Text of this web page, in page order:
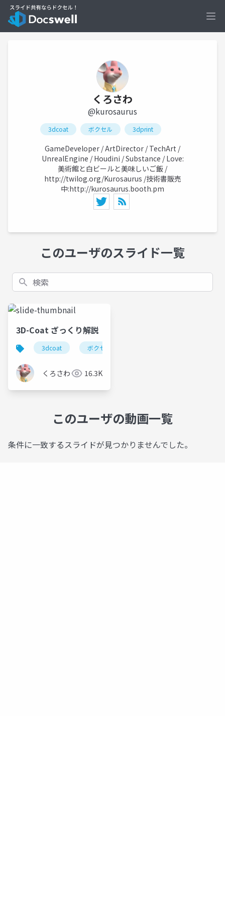
くろさわ
@kurosaurus
3dcoat ボクセル 3dprint
GameDeveloper / ArtDirector / TechArt /
UnrealEngine / Houdini / Substance / Love:
美術館と白ビールと美味しいご飯 /
http://twilog.org/Kurosaurus /技術書販売
中:http://kurosaurus.booth.pm
このユーザのスライド一覧
検索
3D-Coat ざっくり解説
3dcoat ボクセル
くろさわ 16.3K
このユーザの動画一覧
条件に一致するスライドが見つかりませんでした。